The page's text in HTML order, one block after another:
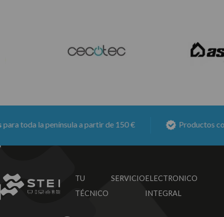
toda la península a partir de 150 € Productos con
TU SERVICIO
TÉCNICO
ELECTRONICO
INTEGRAL